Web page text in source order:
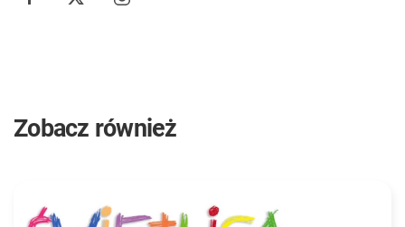
Zobacz również